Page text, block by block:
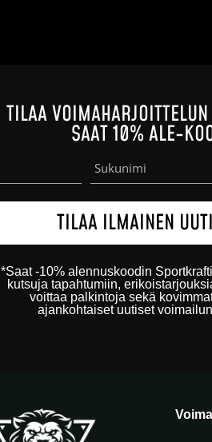
TILAA
SAAT 10% ALE-
*Saat -10% alennuskoodin
kutsuja tapahtumiin,
voittaa palkintoja sekä
ajankohtaiset uutiset